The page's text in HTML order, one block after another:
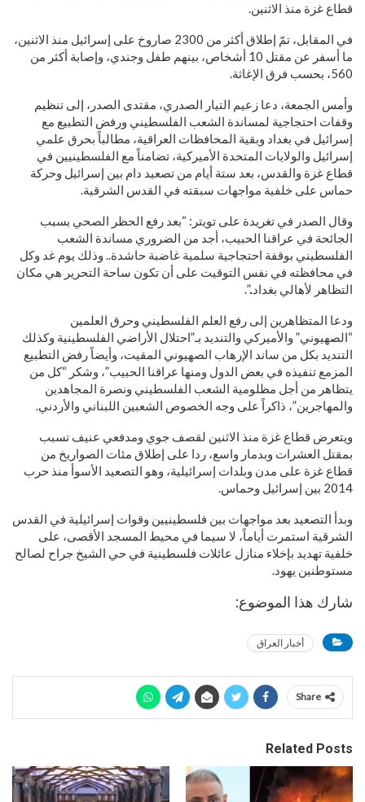
قطاع غزة منذ الاثنين.
في المقابل، تمّ إطلاق أكثر من 2300 صاروخ على إسرائيل منذ الاثنين،
ما أسفر عن مقتل 10 أشخاص، بينهم طفل وجندي، وإصابة أكثر من
560، بحسب فرق الإغاثة.
وأمس الجمعة، دعا زعيم التيار الصدري، مقتدى الصدر، إلى تنظيم
وقفات احتجاجية لمساندة الشعب الفلسطيني ورفض التطبيع مع
إسرائيل في بغداد وبقية المحافظات العراقية، مطالباً بحرق علمي
إسرائيل والولايات المتحدة الأميركية، تضامناً مع الفلسطينيين في
قطاع غزة والقدس، بعد ستة أيام من تصعيد دام بين إسرائيل وحركة
حماس على خلفية مواجهات سبقته في القدس الشرقية.
وقال الصدر في تغريدة على تويتر: “بعد رفع الحظر الصحي بسبب
الجائحة في عراقنا الحبيب، أجد من الضروري مساندة الشعب
الفلسطيني بوقفة احتجاجية سلمية غاضبة حاشدة.. وذلك يوم غد وكل
في محافظته في نفس التوقيت على أن تكون ساحة التحرير هي مكان
التظاهر لأهالي بغداد..”.
ودعا المتظاهرين إلى رفع العلم الفلسطيني وحرق العلمين
“الصهيوني” والأميركي والتنديد بـ”احتلال الأراضي الفلسطينية وكذلك
التنديد بكل من ساند الإرهاب الصهيوني المقيت، وأيضاً رفض التطبيع
المزمع تنفيذه في بعض الدول ومنها عراقنا الحبيب”، وشكر “كل من
يتظاهر من أجل مظلومية الشعب الفلسطيني ونصرة المجاهدين
والمهاجرين”، ذاكراً على وجه الخصوص الشعبين اللبناني والأردني.
ويتعرض قطاع غزة منذ الاثنين لقصف جوي ومدفعي عنيف تسبب
بمقتل العشرات وبدمار واسع، ردا على إطلاق مئات الصواريخ من
قطاع غزة على مدن وبلدات إسرائيلية، وهو التصعيد الأسوأ منذ حرب
2014 بين إسرائيل وحماس.
وبدأ التصعيد بعد مواجهات بين فلسطينيين وقوات إسرائيلية في القدس
الشرقية استمرت أياماً، لا سيما في محيط المسجد الأقصى، على
خلفية تهديد بإخلاء منازل عائلات فلسطينية في حي الشيخ جراح لصالح
مستوطنين يهود.
شارك هذا الموضوع:
أخبار العراق
Share
Related Posts